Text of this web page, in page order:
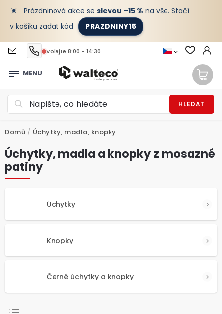
☀️ Prázdninová akce se slevou –15 % na vše. Stačí
v košíku zadat kód
PRAZDNINY15
Volejte 8:00 - 14:30
HLEDAT
Domů / Úchytky, madla, knopky
Úchytky, madla a knopky z mosazné
patiny
Úchytky
Knopky
Černé úchytky a knopky